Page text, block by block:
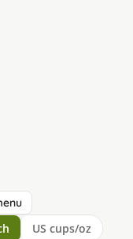
US cups/oz